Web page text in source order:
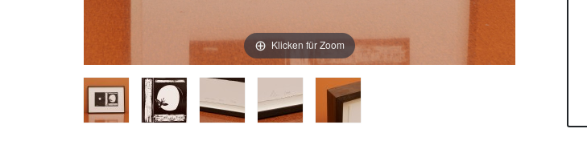
Klicken für Zoom